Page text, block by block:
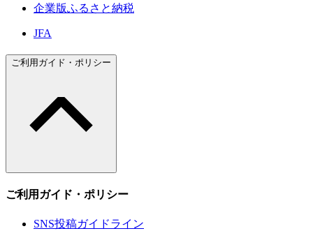
企業版ふるさと納税
JFA
ご利用ガイド・ポリシー
ご利用ガイド・ポリシー
SNS投稿ガイドライン